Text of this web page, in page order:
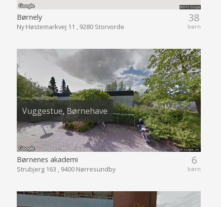
38
børn
Børnely
Ny Høstemarkvej 11 , 9280 Storvorde
Vuggestue, Børnehave
6
børn
Børnenes akademi
Strubjerg 163 , 9400 Nørresundby